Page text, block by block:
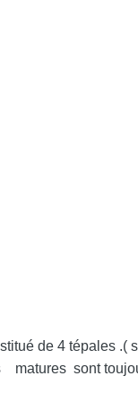
de 4 tépales .(
sont